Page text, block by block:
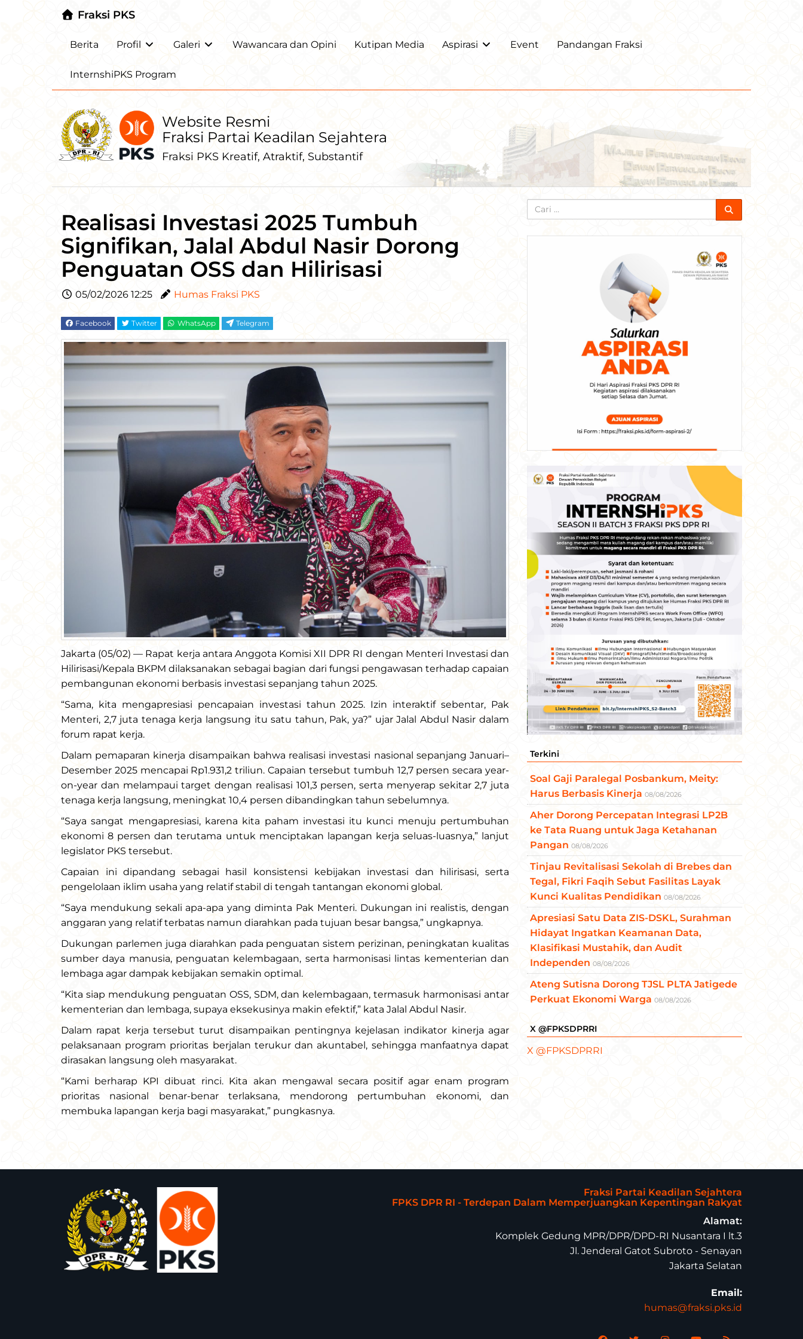
Fraksi PKS
Berita Profil Galeri Wawancara dan Opini Kutipan Media Aspirasi Event Pandangan Fraksi
InternshiPKS Program
Website Resmi
Fraksi Partai Keadilan Sejahtera
Fraksi PKS Kreatif, Atraktif, Substantif
Realisasi Investasi 2025 Tumbuh
Signifikan, Jalal Abdul Nasir Dorong
Penguatan OSS dan Hilirisasi
05/02/2026 12:25 Humas Fraksi PKS
Facebook Twitter WhatsApp Telegram
Jakarta (05/02) — Rapat kerja antara Anggota Komisi XII DPR RI dengan Menteri Investasi dan
Hilirisasi/Kepala BKPM dilaksanakan sebagai bagian dari fungsi pengawasan terhadap capaian
pembangunan ekonomi berbasis investasi sepanjang tahun 2025.
“Sama, kita mengapresiasi pencapaian investasi tahun 2025. Izin interaktif sebentar, Pak
Menteri, 2,7 juta tenaga kerja langsung itu satu tahun, Pak, ya?” ujar Jalal Abdul Nasir dalam
forum rapat kerja.
Dalam pemaparan kinerja disampaikan bahwa realisasi investasi nasional sepanjang Januari–
Desember 2025 mencapai Rp1.931,2 triliun. Capaian tersebut tumbuh 12,7 persen secara year-
on-year dan melampaui target dengan realisasi 101,3 persen, serta menyerap sekitar 2,7 juta
tenaga kerja langsung, meningkat 10,4 persen dibandingkan tahun sebelumnya.
“Saya sangat mengapresiasi, karena kita paham investasi itu kunci menuju pertumbuhan
ekonomi 8 persen dan terutama untuk menciptakan lapangan kerja seluas-luasnya,” lanjut
legislator PKS tersebut.
Capaian ini dipandang sebagai hasil konsistensi kebijakan investasi dan hilirisasi, serta
pengelolaan iklim usaha yang relatif stabil di tengah tantangan ekonomi global.
“Saya mendukung sekali apa-apa yang diminta Pak Menteri. Dukungan ini realistis, dengan
anggaran yang relatif terbatas namun diarahkan pada tujuan besar bangsa,” ungkapnya.
Dukungan parlemen juga diarahkan pada penguatan sistem perizinan, peningkatan kualitas
sumber daya manusia, penguatan kelembagaan, serta harmonisasi lintas kementerian dan
lembaga agar dampak kebijakan semakin optimal.
“Kita siap mendukung penguatan OSS, SDM, dan kelembagaan, termasuk harmonisasi antar
kementerian dan lembaga, supaya eksekusinya makin efektif,” kata Jalal Abdul Nasir.
Dalam rapat kerja tersebut turut disampaikan pentingnya kejelasan indikator kinerja agar
pelaksanaan program prioritas berjalan terukur dan akuntabel, sehingga manfaatnya dapat
dirasakan langsung oleh masyarakat.
“Kami berharap KPI dibuat rinci. Kita akan mengawal secara positif agar enam program
prioritas nasional benar-benar terlaksana, mendorong pertumbuhan ekonomi, dan
membuka lapangan kerja bagi masyarakat,” pungkasnya.
Terkini
Soal Gaji Paralegal Posbankum, Meity:
Harus Berbasis Kinerja 08/08/2026
Aher Dorong Percepatan Integrasi LP2B
ke Tata Ruang untuk Jaga Ketahanan
Pangan 08/08/2026
Tinjau Revitalisasi Sekolah di Brebes dan
Tegal, Fikri Faqih Sebut Fasilitas Layak
Kunci Kualitas Pendidikan 08/08/2026
Apresiasi Satu Data ZIS-DSKL, Surahman
Hidayat Ingatkan Keamanan Data,
Klasifikasi Mustahik, dan Audit
Independen 08/08/2026
Ateng Sutisna Dorong TJSL PLTA Jatigede
Perkuat Ekonomi Warga 08/08/2026
X @FPKSDPRRI
X @FPKSDPRRI
Fraksi Partai Keadilan Sejahtera
FPKS DPR RI - Terdepan Dalam Memperjuangkan Kepentingan Rakyat
Alamat:
Komplek Gedung MPR/DPR/DPD-RI Nusantara I lt.3
Jl. Jenderal Gatot Subroto - Senayan
Jakarta Selatan
Email:
humas@fraksi.pks.id